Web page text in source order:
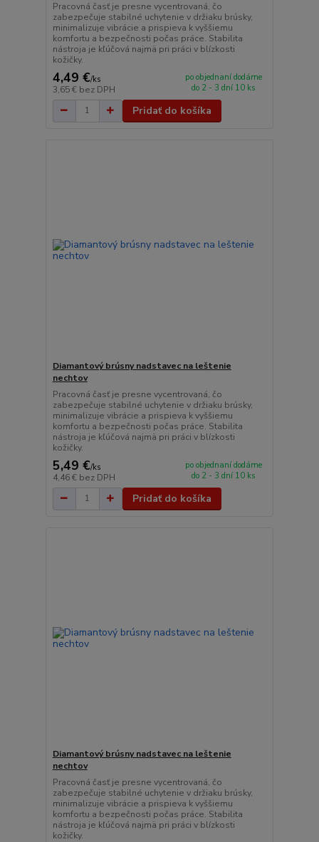
Pracovná časť je presne vycentrovaná, čo
zabezpečuje stabilné uchytenie v držiaku brúsky,
minimalizuje vibrácie a prispieva k vyššiemu
komfortu a bezpečnosti počas práce. Stabilita
nástroja je kľúčová najmä pri práci v blízkosti
kožičky.
4,49 €/ks
3,65 € bez DPH
po objednaní dodáme
do 2 - 3 dní 10 ks
Pridať do košíka
Diamantový brúsny nadstavec na leštenie
nechtov
Pracovná časť je presne vycentrovaná, čo
zabezpečuje stabilné uchytenie v držiaku brúsky,
minimalizuje vibrácie a prispieva k vyššiemu
komfortu a bezpečnosti počas práce. Stabilita
nástroja je kľúčová najmä pri práci v blízkosti
kožičky.
5,49 €/ks
4,46 € bez DPH
po objednaní dodáme
do 2 - 3 dní 10 ks
Pridať do košíka
Diamantový brúsny nadstavec na leštenie
nechtov
Pracovná časť je presne vycentrovaná, čo
zabezpečuje stabilné uchytenie v držiaku brúsky,
minimalizuje vibrácie a prispieva k vyššiemu
komfortu a bezpečnosti počas práce. Stabilita
nástroja je kľúčová najmä pri práci v blízkosti
kožičky.